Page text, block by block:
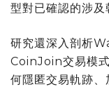
型對已確認的涉及
研究還深入剖析
CoinJoin交易模
何隱匿交易軌跡